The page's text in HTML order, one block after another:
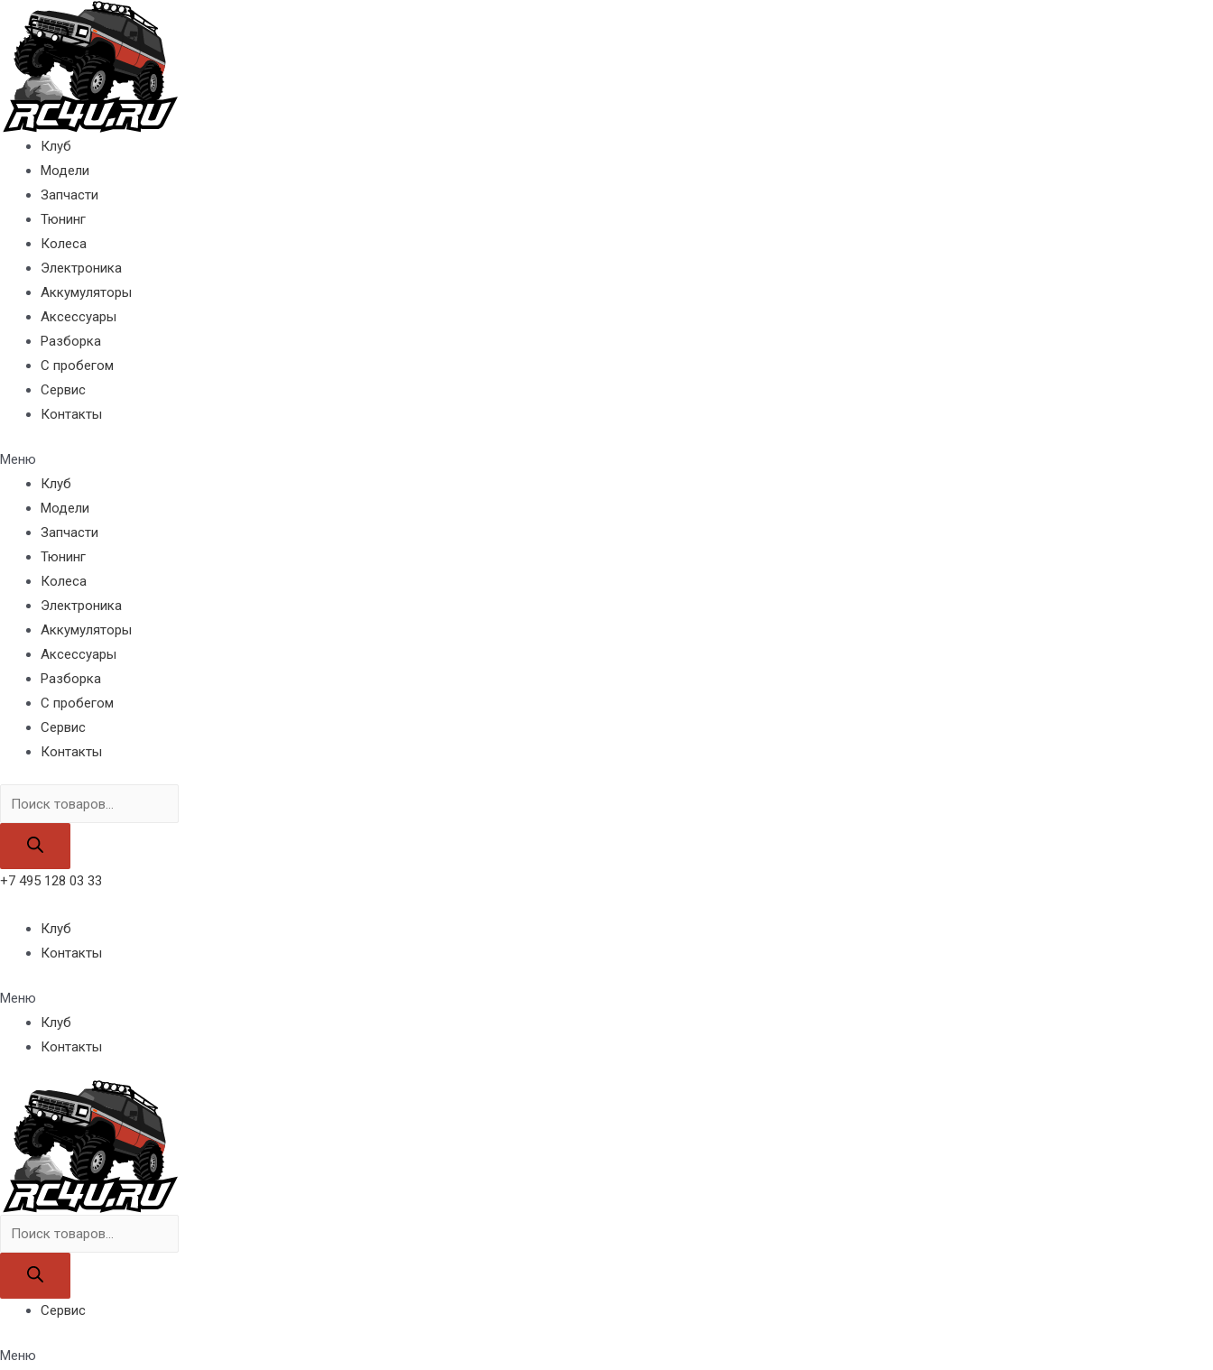
Перейти
содержимому
Клуб
Модели
Запчасти
Тюнинг
Колеса
Электроника
Аккумуляторы
Аксессуары
Разборка
С пробегом
Сервис
Контакты
Меню
Клуб
Модели
Запчасти
Тюнинг
Колеса
Электроника
Аккумуляторы
Аксессуары
Разборка
С пробегом
Сервис
Контакты
Поиск
товаров
+7 495 128 03 33
Клуб
Контакты
Меню
Клуб
Контакты
Поиск
товаров
Сервис
Меню